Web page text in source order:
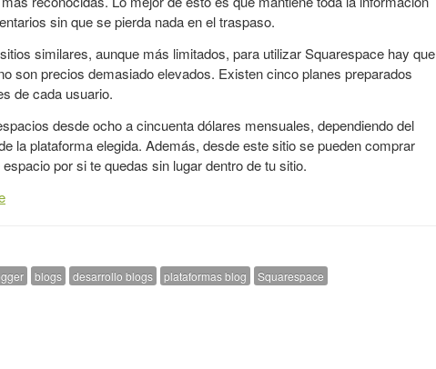
sin que se pierda nada en el traspaso.
similares, aunque más limitados, para utilizar Squarespace hay que
son precios demasiado elevados. Existen cinco planes preparados
de cada usuario.
desde ocho a cincuenta dólares mensuales, dependiendo del
la plataforma elegida. Además, desde este sitio se pueden comprar
por si te quedas sin lugar dentro de tu sitio.
blogs desarrollo blogs plataformas blog Squarespace